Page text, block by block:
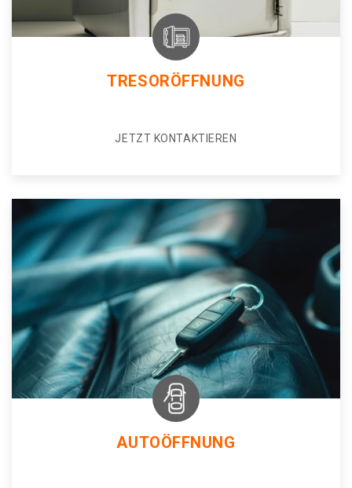
TRESORÖFFNUNG
JETZT KONTAKTIEREN
AUTOÖFFNUNG